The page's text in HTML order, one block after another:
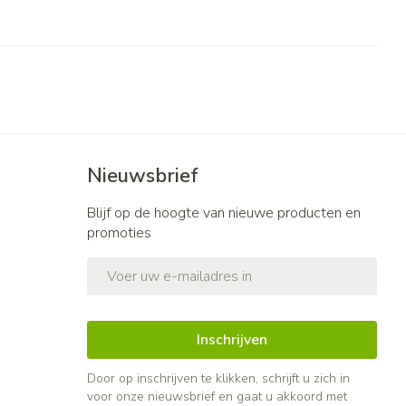
Nieuwsbrief
Blijf op de hoogte van nieuwe producten en
promoties
Inschrijven
Door op inschrijven te klikken, schrijft u zich in
voor onze nieuwsbrief en gaat u akkoord met